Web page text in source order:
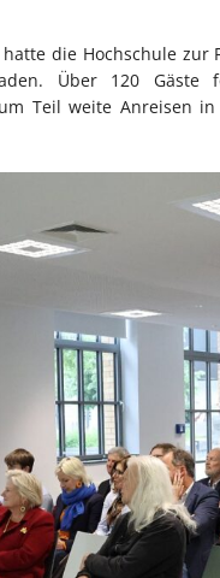
hatte die Hochschule
Über 120
Teil weite Anreisen